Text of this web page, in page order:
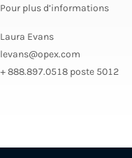
Pour plus d’informations
Laura Evans
levans@opex.com
+ 888.897.0518 poste 5012